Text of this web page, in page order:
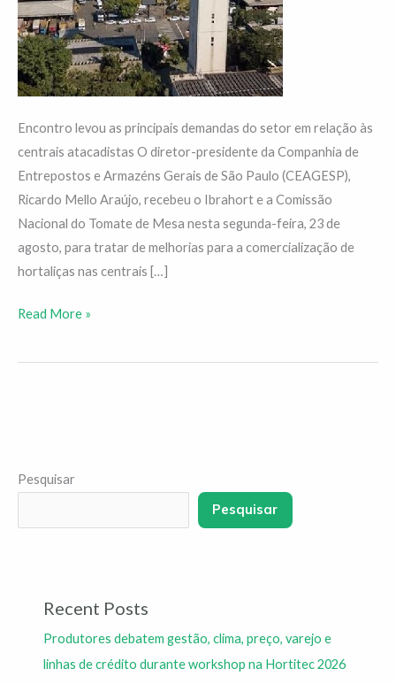
Encontro levou as principais demandas do setor em relação às
centrais atacadistas O diretor-presidente da Companhia de
Entrepostos e Armazéns Gerais de São Paulo (CEAGESP),
Ricardo Mello Araújo, recebeu o Ibrahort e a Comissão
Nacional do Tomate de Mesa nesta segunda-feira, 23 de
agosto, para tratar de melhorias para a comercialização de
hortaliças nas centrais […]
Read More »
Pesquisar
Pesquisar
Recent Posts
Produtores debatem gestão, clima, preço, varejo e
linhas de crédito durante workshop na Hortitec 2026